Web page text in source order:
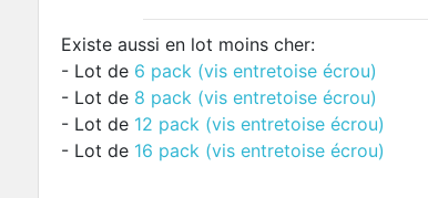
Existe aussi en lot moins cher:
- Lot de 6 pack (vis entretoise écrou)
- Lot de 8 pack (vis entretoise écrou)
- Lot de 12 pack (vis entretoise écrou)
- Lot de 16 pack (vis entretoise écrou)